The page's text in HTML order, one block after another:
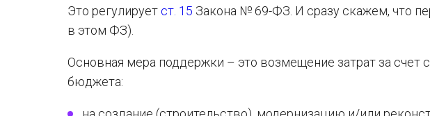
Это регулирует ст. 15 Закона № 69-ФЗ. И сразу скажем, что
в этом ФЗ).
Основная мера поддержки – это возмещение затрат за счет
бюджета: